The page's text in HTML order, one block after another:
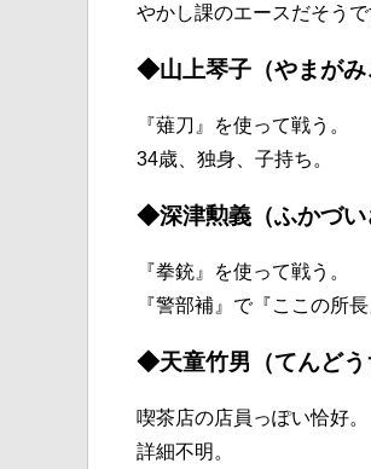
やかし課のエースだそうで
◆山上琴子（やまがみ
『薙刀』を使って戦う。
34歳、独身、子持ち。
◆深津勲義（ふかづい
『拳銃』を使って戦う。
『警部補』で『ここの所
◆天童竹男（てんどう
喫茶店の店員っぽい恰好。
詳細不明。